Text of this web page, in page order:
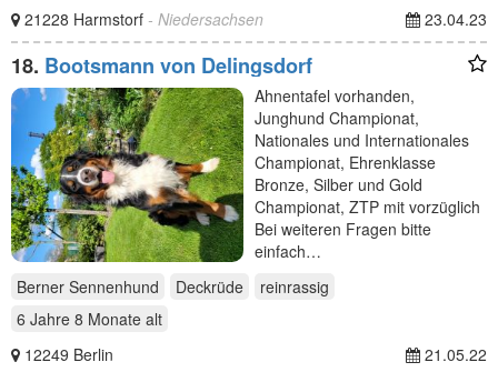
21228 Harmstorf - Niedersachsen 23.04.23
18. Bootsmann von Delingsdorf
Ahnentafel vorhanden,
Junghund Championat,
Nationales und Internationales
Championat, Ehrenklasse
Bronze, Silber und Gold
Championat, ZTP mit vorzüglich
Bei weiteren Fragen bitte
einfach…
Berner Sennenhund
Deckrüde
reinrassig
6 Jahre 8 Monate alt
12249 Berlin
21.05.22